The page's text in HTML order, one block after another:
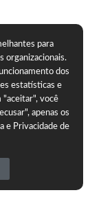
para
organizacionais.
dos
estatísticas e
"aceitar", você
apenas os
e Privacidade de